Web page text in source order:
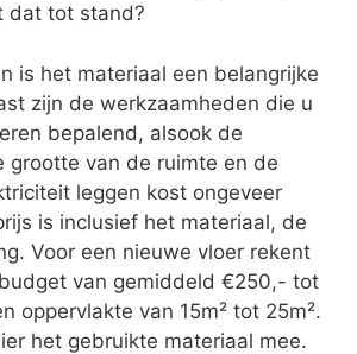
dat tot stand?
is het materiaal een belangrijke
zijn de werkzaamheden die u
bepalend, alsook de
grootte van de ruimte en de
leggen kost ongeveer
is inclusief het materiaal, de
Voor een nieuwe vloer rekent
van gemiddeld €250,- tot
oppervlakte van 15m² tot 25m².
het gebruikte materiaal mee.